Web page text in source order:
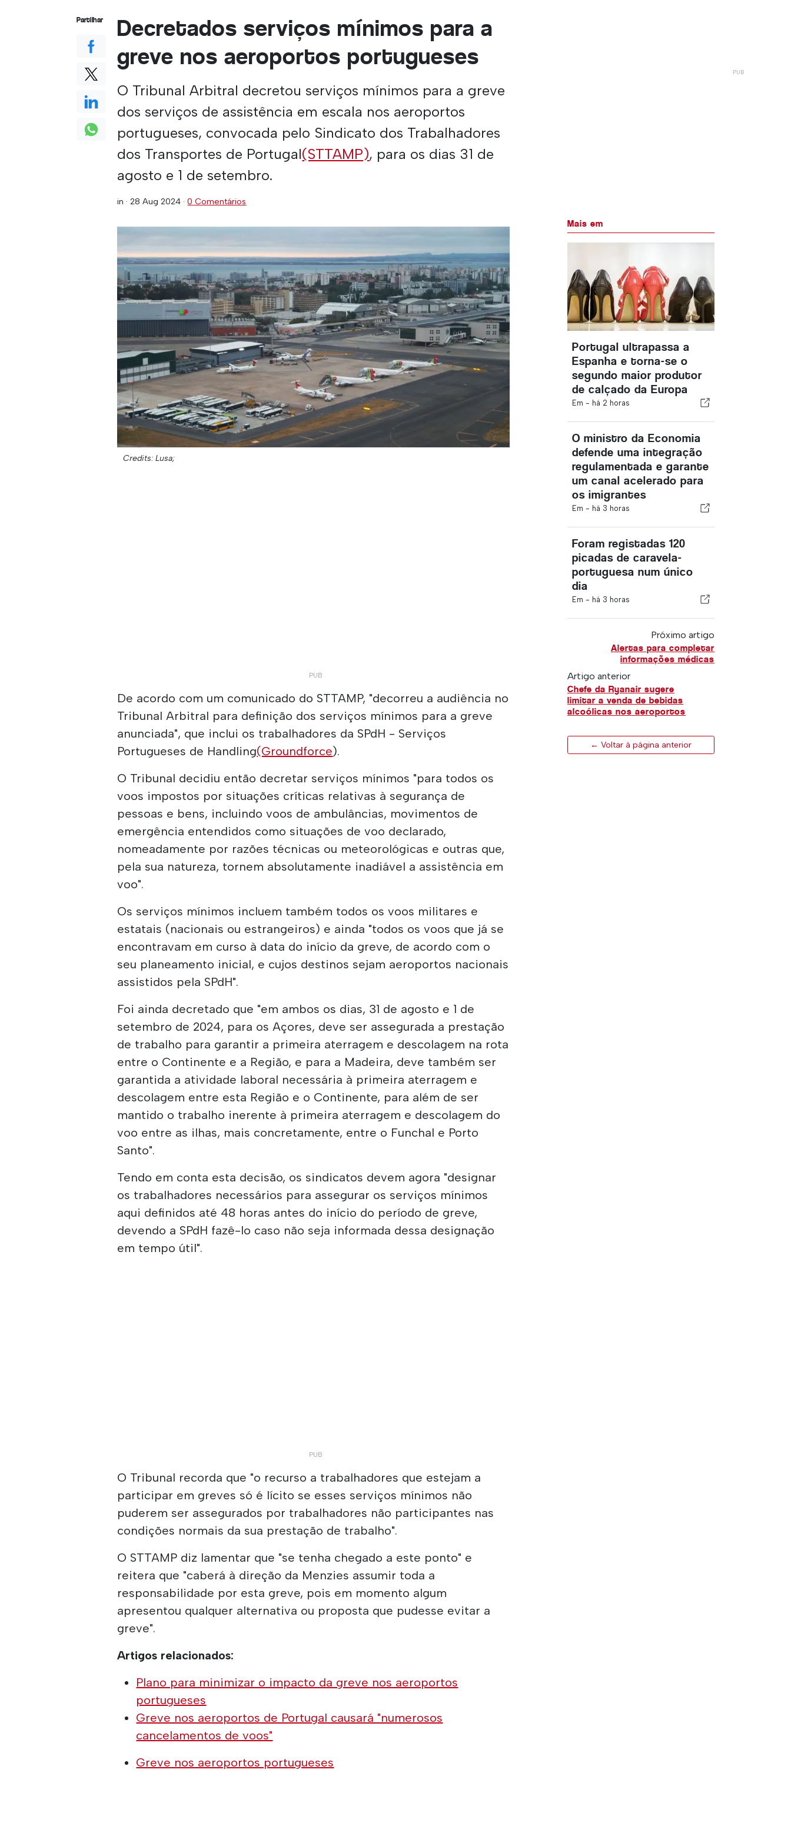
Decretados serviços mínimos para a
greve nos aeroportos portugueses
O Tribunal Arbitral decretou serviços mínimos para a greve
dos serviços de assistência em escala nos aeroportos
portugueses, convocada pelo Sindicato dos Trabalhadores
dos Transportes de Portugal(STTAMP), para os dias 31 de
agosto e 1 de setembro.
in ·28 Aug 2024 ·0 Comentários
Credits: Lusa;
De acordo com um comunicado do STTAMP, "decorreu a audiência no
Tribunal Arbitral para definição dos serviços mínimos para a greve
anunciada", que inclui os trabalhadores da SPdH - Serviços
Portugueses de Handling(Groundforce).
O Tribunal decidiu então decretar serviços mínimos "para todos os
voos impostos por situações críticas relativas à segurança de
pessoas e bens, incluindo voos de ambulâncias, movimentos de
emergência entendidos como situações de voo declarado,
nomeadamente por razões técnicas ou meteorológicas e outras que,
pela sua natureza, tornem absolutamente inadiável a assistência em
voo".
Os serviços mínimos incluem também todos os voos militares e
estatais (nacionais ou estrangeiros) e ainda "todos os voos que já se
encontravam em curso à data do início da greve, de acordo com o
seu planeamento inicial, e cujos destinos sejam aeroportos nacionais
assistidos pela SPdH".
Foi ainda decretado que "em ambos os dias, 31 de agosto e 1 de
setembro de 2024, para os Açores, deve ser assegurada a prestação
de trabalho para garantir a primeira aterragem e descolagem na rota
entre o Continente e a Região, e para a Madeira, deve também ser
garantida a atividade laboral necessária à primeira aterragem e
descolagem entre esta Região e o Continente, para além de ser
mantido o trabalho inerente à primeira aterragem e descolagem do
voo entre as ilhas, mais concretamente, entre o Funchal e Porto
Santo".
Tendo em conta esta decisão, os sindicatos devem agora "designar
os trabalhadores necessários para assegurar os serviços mínimos
aqui definidos até 48 horas antes do início do período de greve,
devendo a SPdH fazê-lo caso não seja informada dessa designação
em tempo útil".
O Tribunal recorda que "o recurso a trabalhadores que estejam a
participar em greves só é lícito se esses serviços mínimos não
puderem ser assegurados por trabalhadores não participantes nas
condições normais da sua prestação de trabalho".
O STTAMP diz lamentar que "se tenha chegado a este ponto" e
reitera que "caberá à direção da Menzies assumir toda a
responsabilidade por esta greve, pois em momento algum
apresentou qualquer alternativa ou proposta que pudesse evitar a
greve".
Artigos relacionados:
Plano para minimizar o impacto da greve nos aeroportos
portugueses
Greve nos aeroportos de Portugal causará "numerosos
cancelamentos de voos"
Greve nos aeroportos portugueses
Partilhar
Mais em
Portugal ultrapassa a
Espanha e torna-se o
segundo maior produtor
de calçado da Europa
Em - há 2 horas
O ministro da Economia
defende uma integração
regulamentada e garante
um canal acelerado para
os imigrantes
Em - há 3 horas
Foram registadas 120
picadas de caravela-
portuguesa num único
dia
Em - há 3 horas
Próximo artigo
Alertas para completar
informações médicas
Artigo anterior
Chefe da Ryanair sugere
limitar a venda de bebidas
alcoólicas nos aeroportos
← Voltar à página anterior